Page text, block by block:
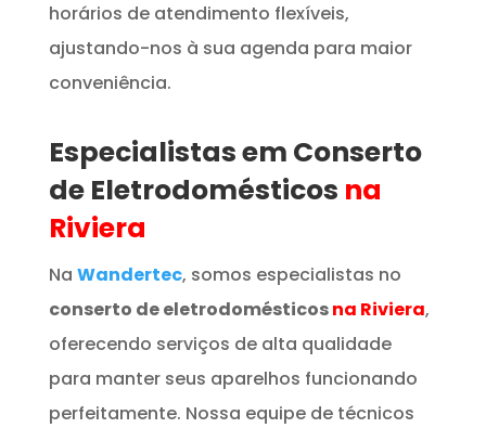
horários de atendimento flexíveis,
ajustando-nos à sua agenda para maior
conveniência.
Especialistas em Conserto
de Eletrodomésticos na
Riviera
Na Wandertec, somos especialistas no
conserto de eletrodomésticosna Riviera,
oferecendo serviços de alta qualidade
para manter seus aparelhos funcionando
perfeitamente. Nossa equipe de técnicos